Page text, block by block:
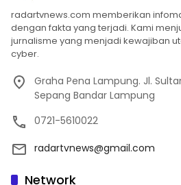
radartvnews.com memberikan
dengan fakta yang terjadi. Kami
jurnalisme yang menjadi kewajiban
cyber.
Graha Pena Lampung. Jl.
Sepang Bandar Lampung
0721-5610022
radartvnews@gmail.com
Network